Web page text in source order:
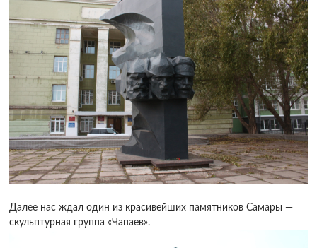
Далее нас ждал один из красивейших памятников Самары —
скульптурная группа «Чапаев».